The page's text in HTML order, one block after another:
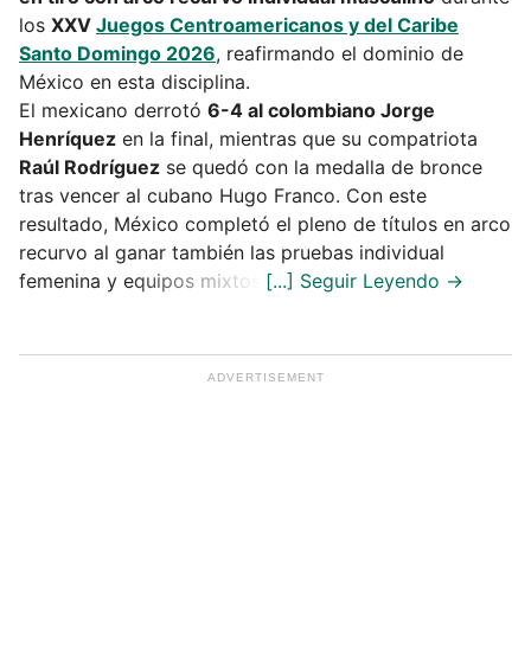
los XXV Juegos Centroamericanos y del Caribe
Santo Domingo 2026, reafirmando el dominio de
México en esta disciplina.
El mexicano derrotó 6-4 al colombiano Jorge
Henríquez en la final, mientras que su compatriota
Raúl Rodríguez se quedó con la medalla de bronce
tras vencer al cubano Hugo Franco. Con este
resultado, México completó el pleno de títulos en arco
recurvo al ganar también las pruebas individual
femenina y equipos mixtos.